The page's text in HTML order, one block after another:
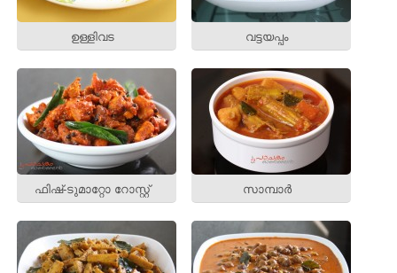
ഉള്ളിവട വട്ടയപ്പം
ഫിഷ്‌-ടുമാറ്റോ റോസ്റ്റ് സാമ്പാര്‍